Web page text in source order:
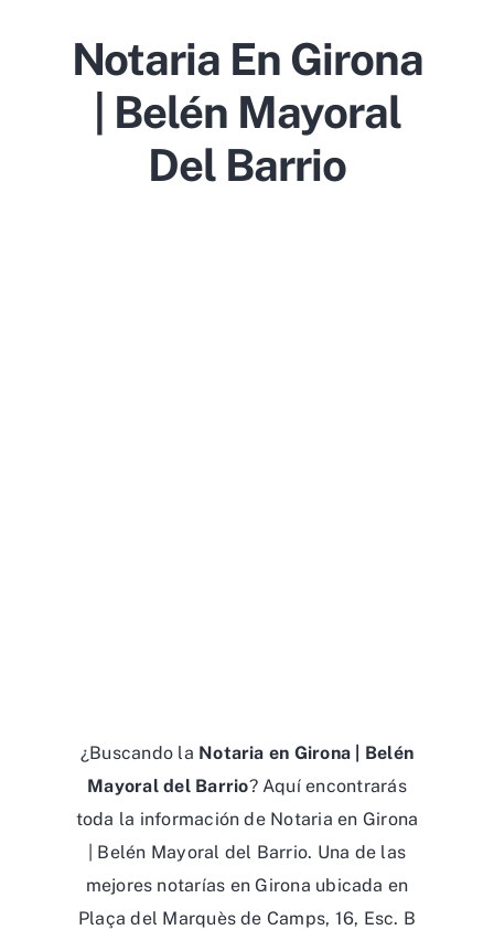
Notaria En Girona
| Belén Mayoral
Del Barrio
¿Buscando la Notaria en Girona | Belén
Mayoral del Barrio? Aquí encontrarás
toda la información de Notaria en Girona
| Belén Mayoral del Barrio. Una de las
mejores notarías en Girona ubicada en
Plaça del Marquès de Camps, 16, Esc. B